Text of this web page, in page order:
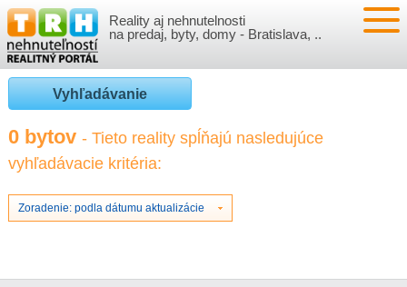
Reality aj nehnutelnosti
na predaj, byty, domy - Bratislava, ..
NEHNUTEĽNOSTI
BYTY
NOVOSTAVBY
NEBYTOVÉ PRIESTORY
VLOŽIŤ NEHNUTEĽNOSTI
PRIHLÁSENIE
REGISTRÁCIA
VÝVOJ CIEN REALÍT
ČLÁNKY O REALITÁCH
Vyhľadávanie
0 bytov - Tieto reality spĺňajú nasledujúce
vyhľadávacie kritéria:
Zoradenie: podla dátumu aktualizácie